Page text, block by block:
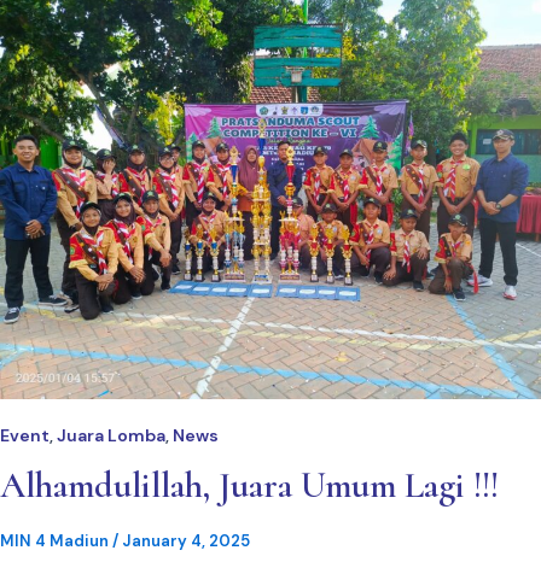
Event,Juara Lomba, News
Alhamdulillah, Juara Umum Lagi !!!
MIN 4 Madiun / January 4, 2025